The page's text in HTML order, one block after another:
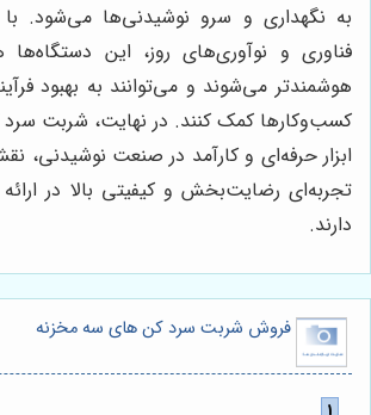
به نگهداری و سرو نوشیدنی‌ها می‌شود.
فناوری و نوآوری‌های روز، این دستگاه‌ها
هوشمندتر می‌شوند و می‌توانند به بهبود
کسب‌وکارها کمک کنند. در نهایت، شربت
ابزار حرفه‌ای و کارآمد در صنعت نوشیدنی،
تجربه‌ای رضایت‌بخش و کیفیتی بالا در
دارند.
فروش شربت سرد کن های سه مخزنه